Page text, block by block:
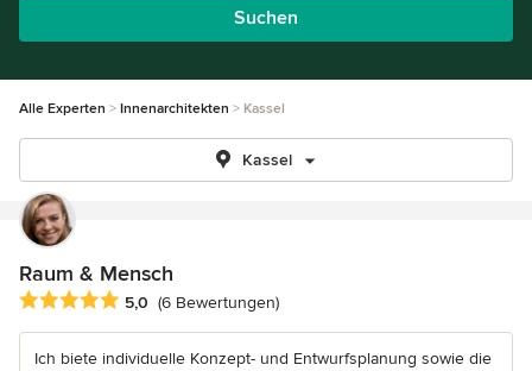
Suchen
Alle Experten Innenarchitekten Kassel
Kassel
Raum & Mensch
Durchschnittliche Bewertung: 5 von 5 Sternen
5,0 (6 Bewertungen)
Ich biete individuelle Konzept- und Entwurfsplanung sowie die